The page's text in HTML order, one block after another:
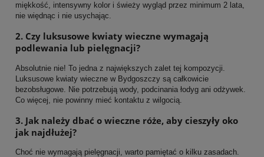
miękkość, intensywny kolor i świeży wygląd przez minimum 2 lata,
nie więdnąc i nie usychając.
2. Czy luksusowe kwiaty wieczne wymagają
podlewania lub pielęgnacji?
Absolutnie nie! To jedna z największych zalet tej kompozycji.
Luksusowe kwiaty wieczne w Bydgoszczy są całkowicie
bezobsługowe. Nie potrzebują wody, podcinania łodyg ani odżywek.
Co więcej, nie powinny mieć kontaktu z wilgocią.
3. Jak należy dbać o wieczne róże, aby cieszyły oko
jak najdłużej?
Choć nie wymagają pielęgnacji, warto pamiętać o kilku zasadach.